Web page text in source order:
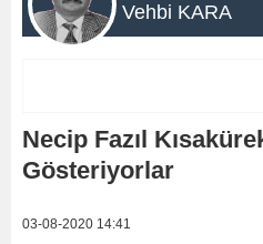
Vehbi KARA
Necip Fazıl
Gösteriyorlar
03-08-2020 14:41